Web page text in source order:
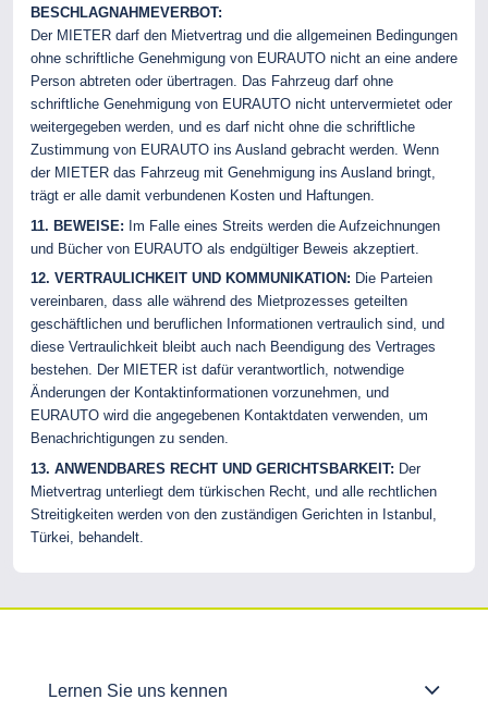
BESCHLAGNAHMEVERBOT:
Der MIETER darf den Mietvertrag und die allgemeinen Bedingungen
ohne schriftliche Genehmigung von EURAUTO nicht an eine andere
Person abtreten oder übertragen. Das Fahrzeug darf ohne
schriftliche Genehmigung von EURAUTO nicht untervermietet oder
weitergegeben werden, und es darf nicht ohne die schriftliche
Zustimmung von EURAUTO ins Ausland gebracht werden. Wenn
der MIETER das Fahrzeug mit Genehmigung ins Ausland bringt,
trägt er alle damit verbundenen Kosten und Haftungen.
11. BEWEISE: Im Falle eines Streits werden die Aufzeichnungen
und Bücher von EURAUTO als endgültiger Beweis akzeptiert.
12. VERTRAULICHKEIT UND KOMMUNIKATION: Die Parteien
vereinbaren, dass alle während des Mietprozesses geteilten
geschäftlichen und beruflichen Informationen vertraulich sind, und
diese Vertraulichkeit bleibt auch nach Beendigung des Vertrages
bestehen. Der MIETER ist dafür verantwortlich, notwendige
Änderungen der Kontaktinformationen vorzunehmen, und
EURAUTO wird die angegebenen Kontaktdaten verwenden, um
Benachrichtigungen zu senden.
13. ANWENDBARES RECHT UND GERICHTSBARKEIT: Der
Mietvertrag unterliegt dem türkischen Recht, und alle rechtlichen
Streitigkeiten werden von den zuständigen Gerichten in Istanbul,
Türkei, behandelt.
Lernen Sie uns kennen